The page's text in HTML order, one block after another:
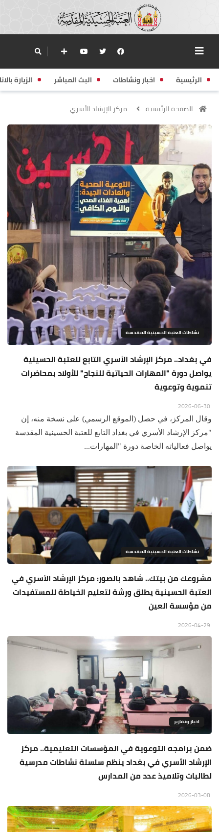
الرئيسية اخبار ونشاطات البث المباشر الزيارة
الصفحة الرئيسية مركز الإرشاد الأسري
نشاطات العتبة الحسينية المقدسة
في بغداد.. مركز الإرشاد الأسري التابع للعتبة الحسينية
يواصل دورة "المهارات الحياتية للنجاح" للأولاد بمحاضرات
تنموية وتوعوية
وقال المركز، في حصل (الموقع الرسمي) على نسخة منه، إن
"مركز الإرشاد الأسري في بغداد التابع للعتبة الحسينية المقدسة
يواصل فعالياته الخاصة دورة "المهارات...
نشاطات العتبة الحسينية المقدسة
مشروعك من بيتك.. شاهد بالصور: مركز الإرشاد الأسري في
العتبة الحسينية يطلق ورشة لتعليم الخياطة للمستفيدات
من مؤسسة العين
اخبار وتقارير
ضمن برامجه التوعوية في المؤسسات التعليمية.. مركز
الإرشاد الأسري في بغداد ينظم سلسلة نشاطات مدرسية
لطالبات وتلاميذ عدد من المدارس